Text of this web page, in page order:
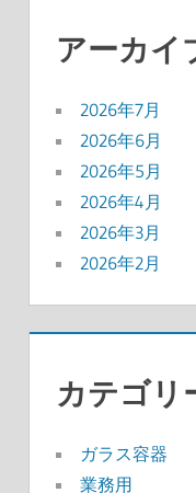
アーカイ
2026年7月
2026年6月
2026年5月
2026年4月
2026年3月
2026年2月
カテゴリ
ガラス容器
業務用